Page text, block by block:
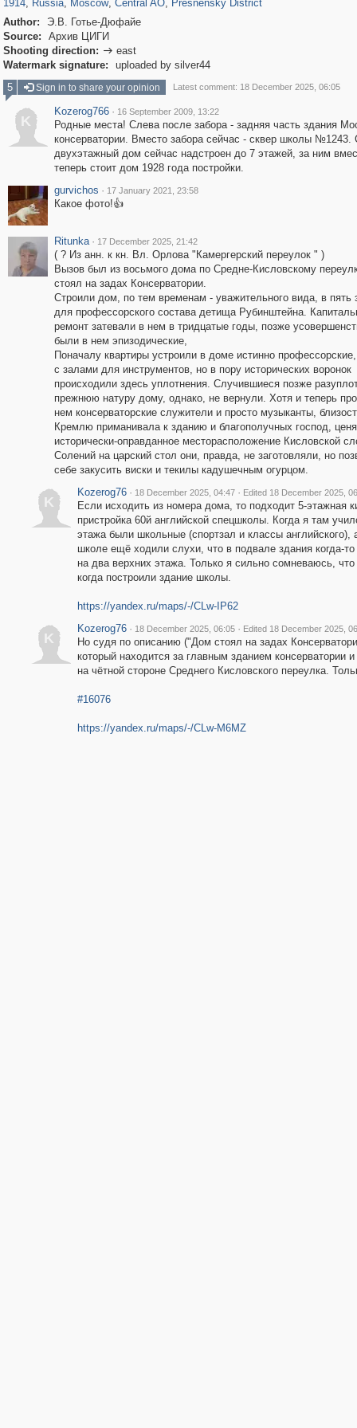
1914, Russia, Moscow, Central AO, Presnensky District
Author:
Э.В. Готье-Дюфайе
Source:
Архив ЦИГИ
Shooting direction:  east
Watermark signature:
uploaded by silver44
5
Sign in to share your opinion Latest comment: 18 December 2025, 06:05
K
Kozerog766 · 16 September 2009, 13:22
Родные места! Слева после забора - задняя часть здания
консерватории. Вместо забора сейчас - сквер школы №1243.
двухэтажный дом сейчас надстроен до 7 этажей, за ним
теперь стоит дом 1928 года постройки.
gurvichos · 17 January 2021, 23:58
Какое фото!👍
Ritunka · 17 December 2025, 21:42
( ? Из анн. к кн. Вл. Орлова "Камергерский переулок " )
Вызов был из восьмого дома по Средне-Кисловскому
стоял на задах Консерватории.
Строили дом, по тем временам - уважительного вида, в пять
для профессорского состава детища Рубинштейна.
ремонт затевали в нем в тридцатые годы, позже
были в нем эпизодические,
Поначалу квартиры устроили в доме истинно
с залами для инструментов, но в пору исторических воронок
происходили здесь уплотнения. Случившиеся позже
прежнюю натуру дому, однако, не вернули. Хотя и теперь
нем консерваторские служители и просто музыканты,
Кремлю приманивала к зданию и благополучных господ,
исторически-оправданное месторасположение Кисловской
Солений на царский стол они, правда, не заготовляли, но
себе закусить виски и текилы кадушечным огурцом.
K
Kozerog76 · 18 December 2025, 04:47 · Edited 18 December 2025,
Если исходить из номера дома, то подходит 5-этажная
пристройка 60й английской спецшколы. Когда я там
этажа были школьные (спортзал и классы
школе ещë ходили слухи, что в подвале здания когда-
на два верхних этажа. Только я сильно сомневаюсь,
когда построили здание школы.
https://yandex.ru/maps/-/CLw-IP62
K
Kozerog76 · 18 December 2025, 06:05 · Edited 18 December 2025,
Но судя по описанию ("Дом стоял на задах
который находится за главным зданием
на чётной стороне Среднего Кисловского переулка.
#16076
https://yandex.ru/maps/-/CLw-M6MZ